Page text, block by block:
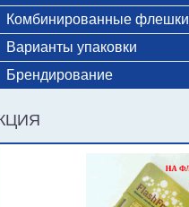
Комбинированные флешки
Варианты упаковки
Брендирование